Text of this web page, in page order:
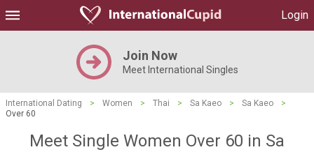
Login
Join Now
Meet International Singles
International Dating > Women > Thai > Sa Kaeo > Sa Kaeo
>
Over 60
Meet Single Women Over 60 in Sa